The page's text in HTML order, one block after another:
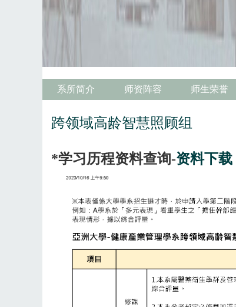
系所简介 师资阵容 师生荣誉
跨领域高龄智慧照顾组
*学习历程资料查询-资料下载